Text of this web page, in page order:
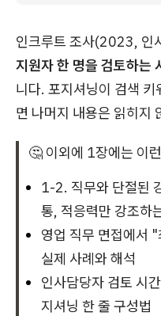
인크루트 조사(2023, 인
지원자 한 명을 검토하는
니다. 포지셔닝이 검색
면 나머지 내용은 읽히지
🤔 이외에 1장에는 이
1-2. 직무와 단절된
통, 적응력만 강조하
영업 직무 면접에서
실제 사례와 해석
인사담당자 검토 시
지셔닝 한 줄 구성법